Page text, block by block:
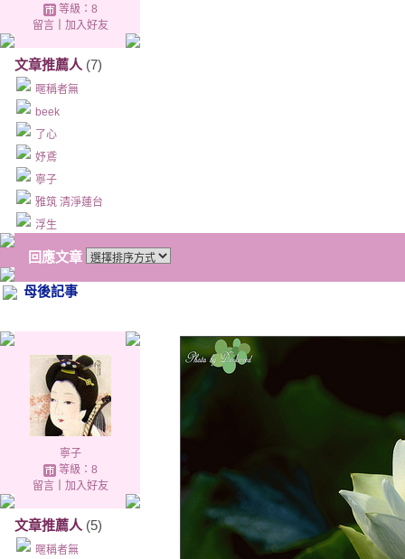
等級：8
留言｜ 加入好友
文章推薦人 (7)
暱稱者無
beek
了心
妤鳶
寧子
雅筑 清淨蓮台
浮生
回應文章
母後記事
寧子
等級：8
留言｜ 加入好友
文章推薦人 (5)
暱稱者無